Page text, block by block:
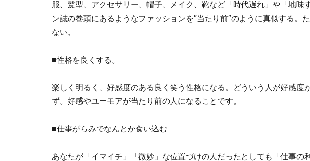
服、髪型、アクセサリー、帽子、メイク、靴など「時代遅れ」や「地味
ン誌の巻頭にあるようなファッションを″当たり前″のように真似する。
ない。
■性格を良くする。
楽しく明るく、好感度のある良く笑う性格になる。どういう人が好感度
ず。好感やユーモアが当たり前の人になることです。
■仕事がらみでなんとか食い込む
あなたが「イマイチ」「微妙」な位置づけの人だったとしても「仕事の